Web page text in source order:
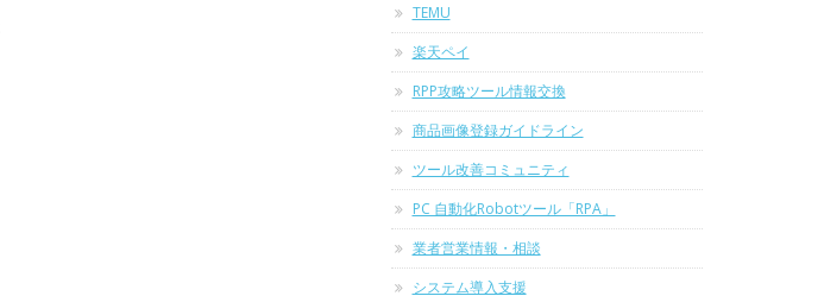
TEMU
楽天ペイ
RPP攻略ツール情報交換
商品画像登録ガイドライン
ツール改善コミュニティ
PC 自動化Robotツール「RPA」
業者営業情報・相談
システム導入支援